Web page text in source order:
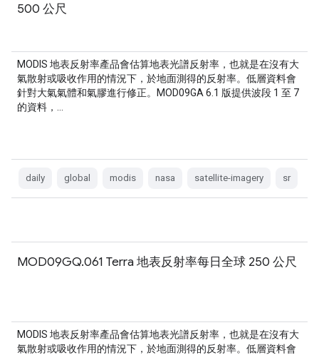
500 公尺
MODIS 地表反射率產品會估算地表光譜反射率，也就是在沒有大
氣散射或吸收作用的情況下，於地面測得的反射率。低層資料會
針對大氣氣體和氣膠進行修正。MOD09GA 6.1 版提供波段 1 至 7
的資料，…
daily global modis nasa satellite-imagery sr
MOD09GQ.061 Terra 地表反射率每日全球 250 公尺
MODIS 地表反射率產品會估算地表光譜反射率，也就是在沒有大
氣散射或吸收作用的情況下，於地面測得的反射率。低層資料會